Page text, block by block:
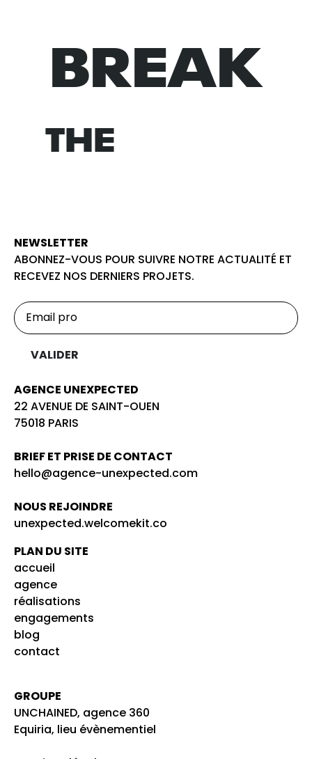
BREAK
THENORM
NEWSLETTER
ABONNEZ-VOUS POUR SUIVRE NOTRE ACTUALITÉ ET
RECEVEZ NOS DERNIERS PROJETS.
AGENCE UNEXPECTED
22 AVENUE DE SAINT-OUEN
75018 PARIS
BRIEF ET PRISE DE CONTACT
hello@agence-unexpected.com
NOUS REJOINDRE
unexpected.welcomekit.co
PLAN DU SITE
accueil
agence
réalisations
engagements
blog
contact
GROUPE
UNCHAINED, agence 360
Equiria, lieu évènementiel